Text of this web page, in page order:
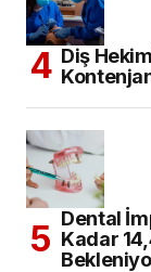
Diş
Dental
Kadar